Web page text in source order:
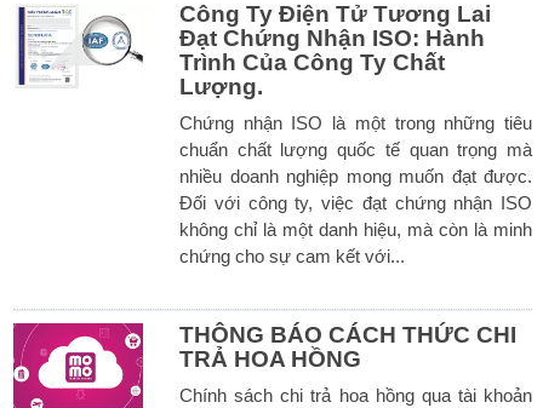
Công Ty Điện Tử Tương Lai
Đạt Chứng Nhận ISO: Hành
Trình Của Công Ty Chất
Lượng.
Chứng nhận ISO là một trong những tiêu
chuẩn chất lượng quốc tế quan trọng mà
nhiều doanh nghiệp mong muốn đạt được.
Đối với công ty, việc đạt chứng nhận ISO
không chỉ là một danh hiệu, mà còn là minh
chứng cho sự cam kết với...
THÔNG BÁO CÁCH THỨC CHI
TRẢ HOA HỒNG
Chính sách chi trả hoa hồng qua tài khoản